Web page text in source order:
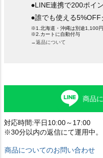
●LINE連携で200ポイ
●誰でも使える
※1.北海道・沖縄は別途1,100
※2.カートに自動付与
→返品について
商品
対応時間:平日10:00～17:00
※30分以内の返信にて運用中。
商品についてのお問い合わせ